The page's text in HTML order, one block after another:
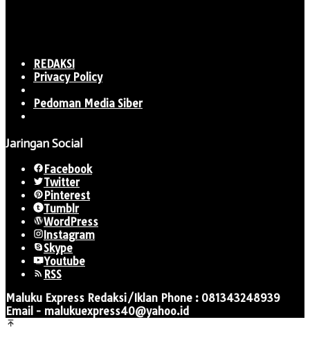
REDAKSI
Privacy Policy
Pedoman Media Siber
Jaringan Social
Facebook
Twitter
Pinterest
Tumblr
WordPress
Instagram
Skype
Youtube
RSS
Maluku Express Redaksi/Iklan Phone : 081343248939
Email - malukuexpress40@yahoo.id